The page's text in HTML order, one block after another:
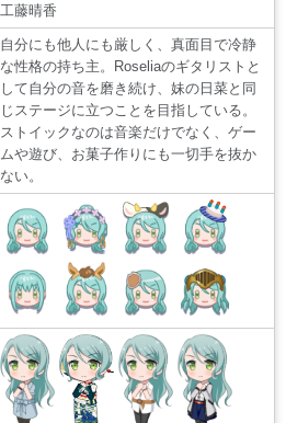
工藤晴香
自分にも他人にも厳しく、真面目で冷静
な性格の持ち主。Roseliaのギタリストと
して自分の音を磨き続け、妹の日菜と同
じステージに立つことを目指している。
ストイックなのは音楽だけでなく、ゲー
ムや遊び、お菓子作りにも一切手を抜か
ない。